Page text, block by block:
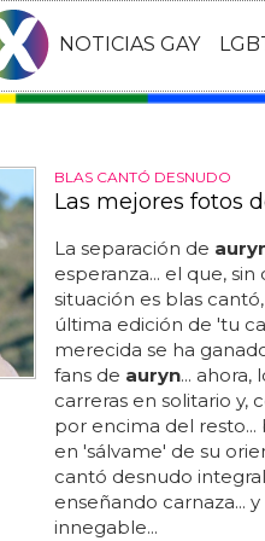
NOTICIAS GAY
BLAS CANTÓ DESNUDO
Las mejores fotos
La separación de
esperanza... el que,
situación es blas
última edición de 'tu
merecida se ha
fans de auryn... ahora,
carreras en solitario y,
por encima del resto...
en 'sálvame' de su
cantó desnudo
enseñando carnaza...
innegable...